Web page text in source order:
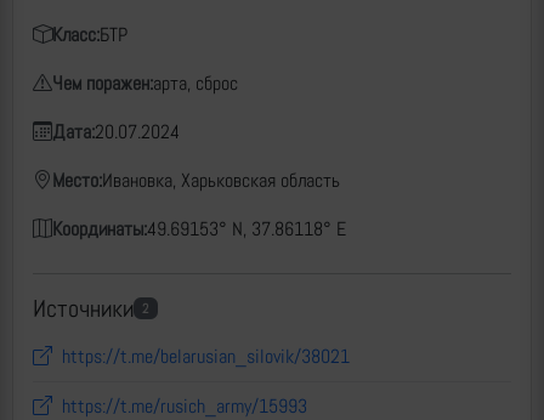
Класс:БТР
Чем поражен:арта, сброс
Дата:20.07.2024
Место:Ивановка, Харьковская область
Координаты:49.69153° N, 37.86118° E
Источники 2
https://t.me/belarusian_silovik/38021
https://t.me/rusich_army/15993